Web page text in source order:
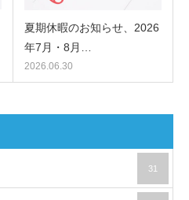
夏期休暇のお知らせ、2026
年7月・8月…
2026.06.30
31